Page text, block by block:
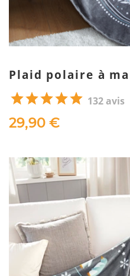
Plaid polaire à
132 avis
29,90 €